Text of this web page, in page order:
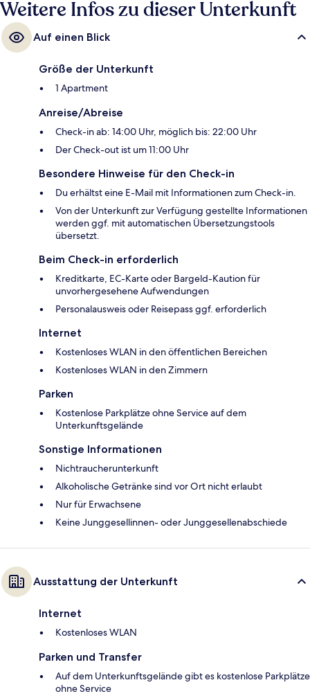
Weitere Infos zu dieser Unterkunft
Auf einen Blick
Größe der Unterkunft
1 Apartment
Anreise/Abreise
Check-in ab: 14:00 Uhr, möglich bis: 22:00 Uhr
Der Check-out ist um 11:00 Uhr
Besondere Hinweise für den Check-in
Du erhältst eine E-Mail mit Informationen zum Check-in.
Von der Unterkunft zur Verfügung gestellte Informationen
werden ggf. mit automatischen Übersetzungstools
übersetzt.
Beim Check-in erforderlich
Kreditkarte, EC-Karte oder Bargeld-Kaution für
unvorhergesehene Aufwendungen
Personalausweis oder Reisepass ggf. erforderlich
Internet
Kostenloses WLAN in den öffentlichen Bereichen
Kostenloses WLAN in den Zimmern
Parken
Kostenlose Parkplätze ohne Service auf dem
Unterkunftsgelände
Sonstige Informationen
Nichtraucherunterkunft
Alkoholische Getränke sind vor Ort nicht erlaubt
Nur für Erwachsene
Keine Junggesellinnen- oder Junggesellenabschiede
Ausstattung der Unterkunft
Internet
Kostenloses WLAN
Parken und Transfer
Auf dem Unterkunftsgelände gibt es kostenlose Parkplätze
ohne Service